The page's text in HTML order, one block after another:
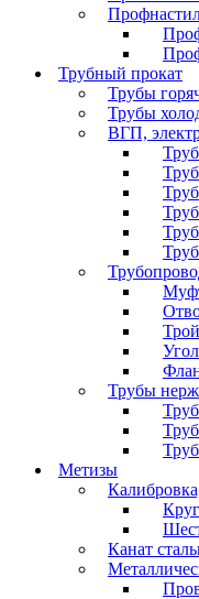
Трубный прокат
Трубы
Трубы
ВГП,
Трубы
Метизы
Канат